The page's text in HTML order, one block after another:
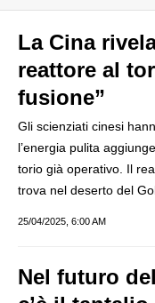
La Cina
reattore al
fusione”
Gli scienziati cinesi
l’energia pulita
torio già operativo. Il
trova nel deserto del
25/04/2025, 6:00 AM
Nel futuro